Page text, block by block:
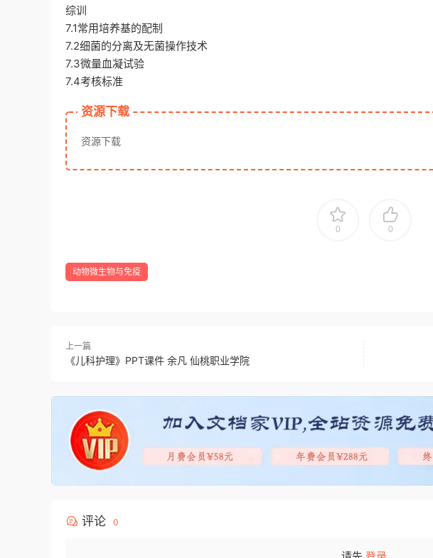
综训
7.1常用培养基的配制
7.2细菌的分离及无菌操作技术
7.3微量血凝试验
7.4考核标准
资源下载
资源下载
0 0
动物微生物与免疫
上一篇
《儿科护理》PPT课件 余凡 仙桃职业学院
评论 0